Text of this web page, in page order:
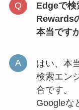
Edgeで
Rewards
本当です
はい、本
検索エン
合です。
Googleな